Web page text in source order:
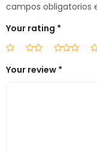
campos obligatorios
Your rating *
Your review *